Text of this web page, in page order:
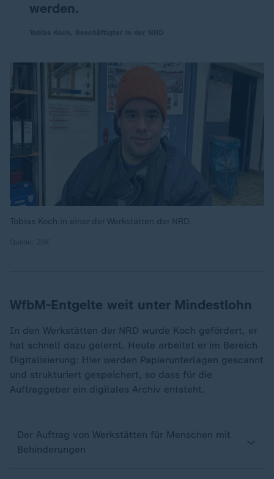
werden.
Tobias Koch in einer der Werkstätten der NRD.
WfbM-Entgelte weit unter Mindestlohn
In den Werkstätten der NRD wurde Koch gefördert, er
hat schnell dazu gelernt. Heute arbeitet er im Bereich
Digitalisierung: Hier werden Papierunterlagen gescannt
und strukturiert gespeichert, so dass für die
Auftraggeber ein digitales Archiv entsteht.
Der Auftrag von Werkstätten für Menschen mit
Behinderungen